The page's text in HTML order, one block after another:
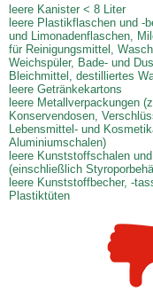
leere Kanister < 8 Liter
leere Plastikflaschen und -
und Limonadenflaschen,
für Reinigungsmittel,
Weichspüler, Bade- und
Bleichmittel, destilliertes
leere Getränkekartons
leere Metallverpackungen
Konservendosen,
Lebensmittel- und
Aluminiumschalen)
leere Kunststoffschalen
(einschließlich
leere Kunststoffbecher, -
Plastiktüten